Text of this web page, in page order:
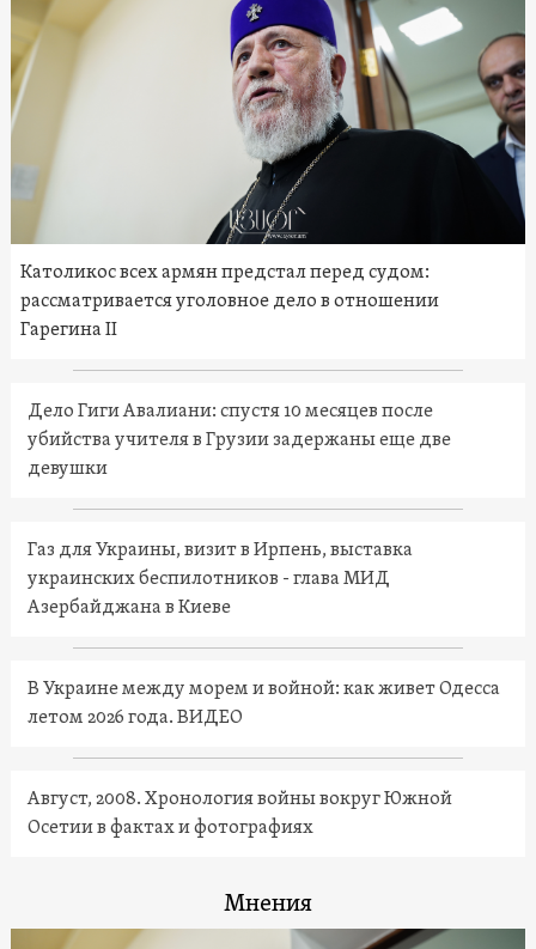
Католикос всех армян предстал перед судом:
рассматривается уголовное дело в отношении
Гарегина II
Дело Гиги Авалиани: спустя 10 месяцев после
убийства учителя в Грузии задержаны еще две
девушки
Газ для Украины, визит в Ирпень, выставка
украинских беспилотников - глава МИД
Азербайджана в Киеве
В Украине между морем и войной: как живет Одесса
летом 2026 года. ВИДЕО
Август, 2008. Хронология войны вокруг Южной
Осетии в фактах и фотографиях
Мнения